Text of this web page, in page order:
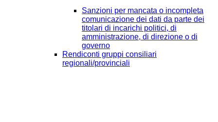
Sanzioni per mancata o incompleta
comunicazione dei dati da parte dei
titolari di incarichi politici, di
amministrazione, di direzione o di
governo
Rendiconti gruppi consiliari
regionali/provinciali